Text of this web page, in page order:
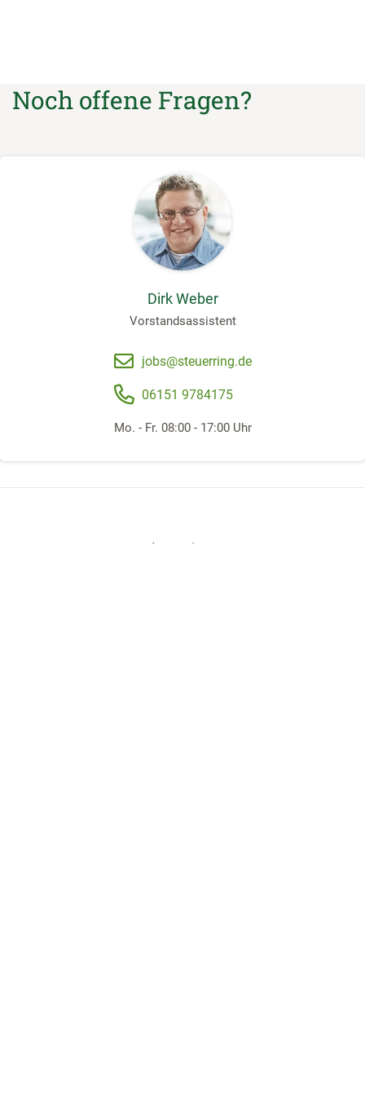
Noch offene Fragen?
Dirk Weber
Vorstandsassistent
jobs@steuerring.de
06151 9784175
Mo. - Fr. 08:00 - 17:00 Uhr
Folgen Sie uns